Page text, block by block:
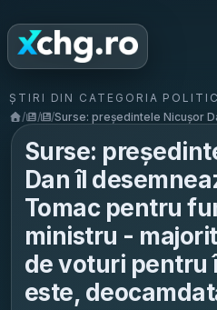
ȘTIRI DIN CATEGORIA
/
/ /Surse: președintele Nicușor
Surse:
Dan îl
Tomac pentru
ministru -
de voturi pentru
este,